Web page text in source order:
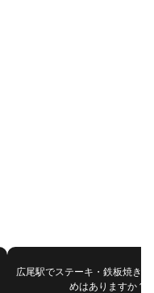
広尾駅でステーキ・鉄板焼き
めはありますか？